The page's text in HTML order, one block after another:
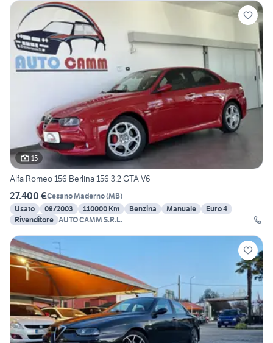
15
Alfa Romeo 156 Berlina 156 3.2 GTA V6
27.400 €Cesano Maderno(MB)
Usato
09/2003 110000 Km Benzina Manuale
Euro 4
Rivenditore AUTO CAMM S.R.L.